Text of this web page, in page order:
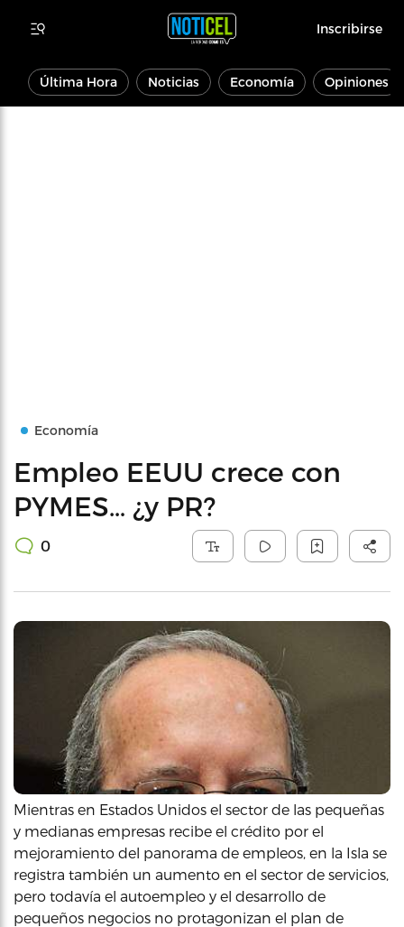
Inscribirse
Última Hora Noticias Economía Opiniones
Economía
Empleo EEUU crece con
PYMES… ¿y PR?
0
Mientras en Estados Unidos el sector de las pequeñas
y medianas empresas recibe el crédito por el
mejoramiento del panorama de empleos, en la Isla se
registra también un aumento en el sector de servicios,
pero todavía el autoempleo y el desarrollo de
pequeños negocios no protagonizan el plan de